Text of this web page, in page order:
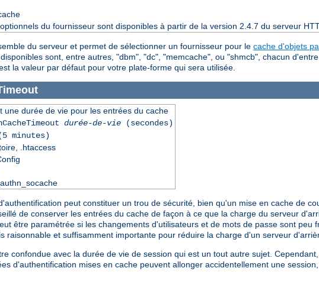
du fournisseur sont disponibles à partir de la version 2.4.7 du serveur
du serveur et permet de sélectionner un fournisseur pour le cache d'objets
sont, entre autres, "dbm", "dc", "memcache", ou "shmcb", chacun
la valeur par défaut pour votre plate-forme qui sera utilisée.
une durée de vie pour les entrées du cache
durée-de-vie(secondes)
minutes)
.htaccess
peut constituer un trou de sécurité, bien qu'un mise en cache de
de conserver les entrées du cache de façon à ce que la charge du serveur
être paramétrée si les changements d'utilisateurs et de mots de passe sont peu
raisonnable et suffisamment importante pour réduire la charge d'un serveur
confondue avec la durée de vie de session qui est un tout autre sujet.
d'authentification mises en cache peuvent allonger accidentellement une